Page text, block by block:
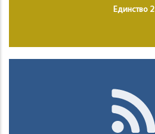
Единство 2